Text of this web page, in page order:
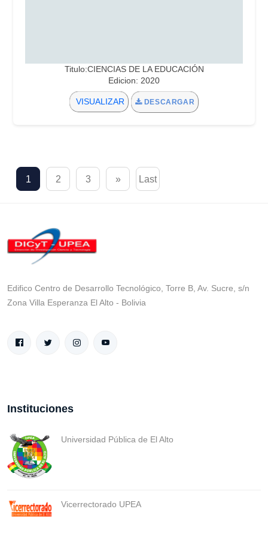
Titulo:CIENCIAS DE LA EDUCACIÓN
Edicion: 2020
VISUALIZAR DESCARGAR
1 2 3 » Last
Edifico Centro de Desarrollo Tecnológico, Torre B, Av. Sucre, s/n
Zona Villa Esperanza El Alto - Bolivia
Instituciones
Universidad Pública de El Alto
Vicerrectorado UPEA